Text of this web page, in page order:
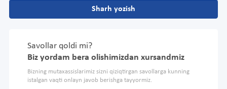
Sharh yozish
Savollar qoldi mi?
Biz yordam bera olishimizdan xursandmiz
Bizning mutaxassislarimiz sizni qiziqtirgan savollarga kunning
istalgan vaqti onlayn javob berishga tayyormiz.